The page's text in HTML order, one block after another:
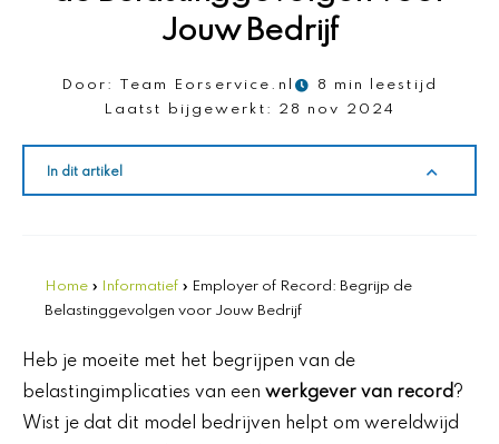
Jouw Bedrijf
Door: Team Eorservice.nl
8 min leestijd
Laatst bijgewerkt:
28 nov 2024
In dit artikel
Home » Informatief » Employer of Record: Begrijp de
Belastinggevolgen voor Jouw Bedrijf
Heb je moeite met het begrijpen van de
belastingimplicaties van een werkgever van record?
Wist je dat dit model bedrijven helpt om wereldwijd